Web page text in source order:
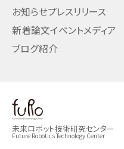
お知らせプレスリリース
新着論文イベントメディア
ブログ紹介
未来ロボット技術研究センター
Future Robotics Technology Center